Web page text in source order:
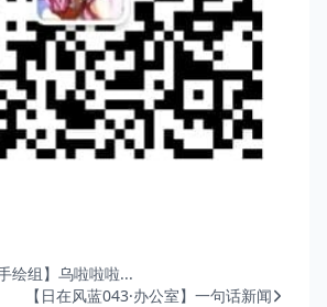
绘组】乌啦啦啦...
【日在风蓝043·办公室】一句话新闻